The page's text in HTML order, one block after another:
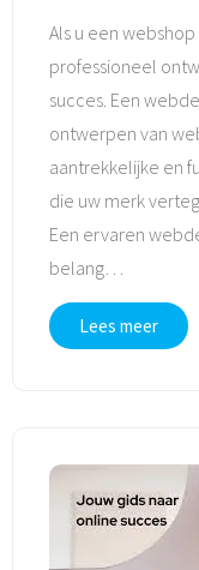
Als u een
professioneel
succes. Een
ontwerpen van
aantrekkelijke en
die uw merk
Een ervaren
belang…
Lees meer